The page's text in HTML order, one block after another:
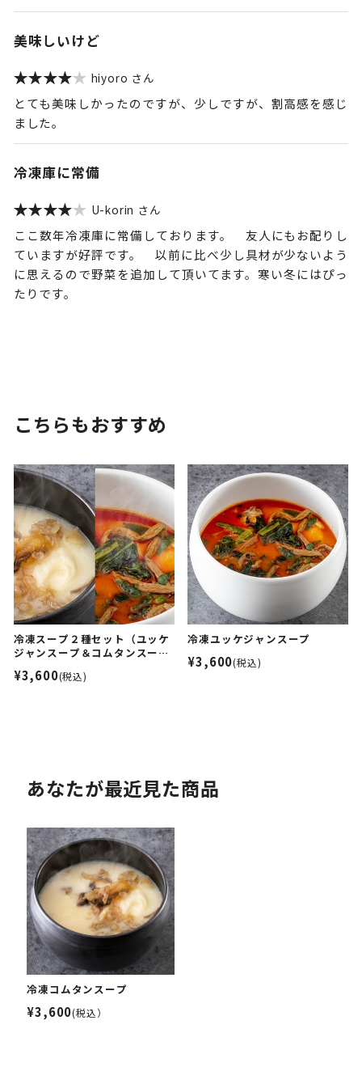
美味しいけど
hiyoro
とても美味しかったのですが、少しですが、割高感を感じ
ました。
冷凍庫に常備
U-korin
ここ数年冷凍庫に常備しております。 友人にもお配りし
ていますが好評です。 以前に比べ少し具材が少ないよう
に思えるので野菜を追加して頂いてます。寒い冬にはぴっ
たりです。
こちらもおすすめ
冷凍スープ２種セット（ユッケ
ジャンスープ＆コムタンスー
¥3,600(税込)
冷凍ユッケジャンスープ
¥3,600(税込)
あなたが最近見た商品
冷凍コムタンスープ
¥3,600(税込）